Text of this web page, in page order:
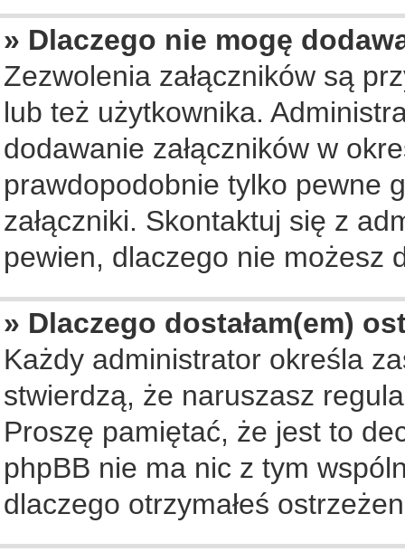
» Dlaczego nie mogę
Zezwolenia załączników są
lub też użytkownika.
dodawanie załączników w
prawdopodobnie tylko pewne
załączniki. Skontaktuj się z
pewien, dlaczego nie możesz
» Dlaczego dostałam(em)
Każdy administrator określa
stwierdzą, że naruszasz
Proszę pamiętać, że jest to
phpBB nie ma nic z tym
dlaczego otrzymałeś